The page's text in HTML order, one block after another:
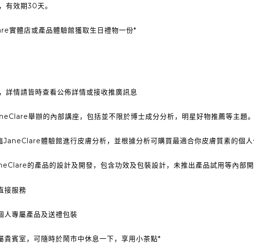
有效期30天。
實體店或產品體驗館獲取生日禮物一份*
詳情請皆時查看公佈詳情或接收推廣訊息
舉辦的內部講座，包括並不限於博士成分分析，明星好物推薦等主題
體驗館進行皮膚分析，並根據分析可購買最適合你皮膚質素的個
的產品的設計及開發，包含功效及包裝設計，未推出產品試用等內部
接服務
專屬產品及送禮包裝
賓室，可隨時於鬧市中休息一下，享用小茶點*